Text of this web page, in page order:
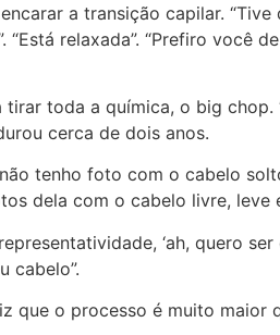
a transição capilar. “Tive
relaxada”. “Prefiro você
toda a química, o big
cerca de dois anos.
tenho foto com o cabelo
dela com o cabelo livre, leve
‘ah, quero
cabelo”.
que o processo é muito maior